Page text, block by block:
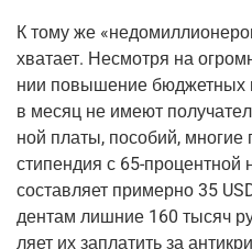
К тому же
хва­та­ет. Несмот­ря на
нии повы­ше­ние бюд­жет­ных
в месяц не име­ют
ной пла­ты, посо­бий, мно­гие
сти­пен­дия с 65-про­цент­ной
состав­ля­ет при­мер­но 35
ден­там лиш­ние 160 тысяч
ля­ет их запла­тить за